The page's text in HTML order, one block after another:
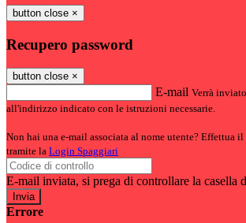
button close ×
Recupero password
button close ×
E-mail Verrà
all'indirizzo indicato con le istruzioni necessarie.
Non hai una e-mail associata al nome utente? Effettua il
tramite la Login Spaggiari
E-mail inviata, si prega di controllare la casella
Errore